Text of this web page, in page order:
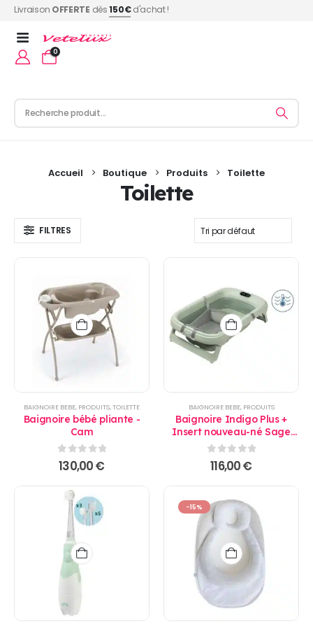
Livraison OFFERTE dès150€d'achat !
0
Accueil Boutique Produits Toilette
Toilette
FILTRES
BAIGNOIRE BEBE, PRODUITS,TOILETTE
Baignoire bébé pliante -
Cam
0sur 5
130,00€
BAIGNOIRE BEBE, PRODUITS
Baignoire Indigo Plus +
Insert nouveau-né Sage
Green - Maxi Cosi
0sur 5
116,00€
-15%